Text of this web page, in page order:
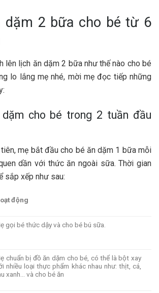
dặm 2 bữa cho bé từ 6
lên lịch ăn dặm 2 bữa như thế nào cho bé
lo lắng mẹ nhé, mời mẹ đọc tiếp những
cho bé trong 2 tuần đầu
mẹ bắt đầu cho bé ăn dặm 1 bữa mỗi
dần với thức ăn ngoài sữa. Thời gian
sắp xếp như sau:
động
gọi bé thức dậy và cho bé bú sữa.
chuẩn bị đồ ăn dặm cho bé, có thể là bột xay
nhiều loại thực phẩm khác nhau như: thịt, cá,
xanh… và cho bé ăn